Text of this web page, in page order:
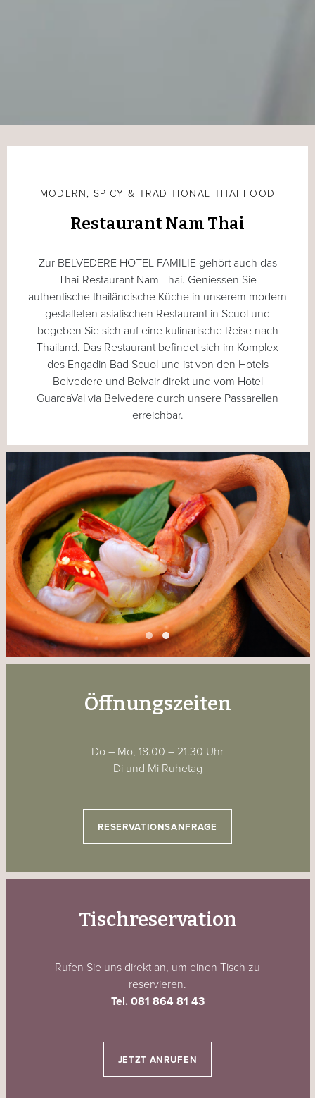
MODERN, SPICY & TRADITIONAL THAI FOOD
Restaurant Nam Thai
Zur BELVEDERE HOTEL FAMILIE gehört auch das
Thai-Restaurant Nam Thai. Geniessen Sie
authentische thailändische Küche in unserem modern
gestalteten asiatischen Restaurant in Scuol und
begeben Sie sich auf eine kulinarische Reise nach
Thailand. Das Restaurant befindet sich im Komplex
des Engadin Bad Scuol und ist von den Hotels
Belvedere und Belvair direkt und vom Hotel
GuardaVal via Belvedere durch unsere Passarellen
erreichbar.
Öffnungszeiten
Do – Mo, 18.00 – 21.30 Uhr
Di und Mi Ruhetag
RESERVATIONSANFRAGE
Tischreservation
Rufen Sie uns direkt an, um einen Tisch zu
reservieren.
Tel. 081 864 81 43
JETZT ANRUFEN